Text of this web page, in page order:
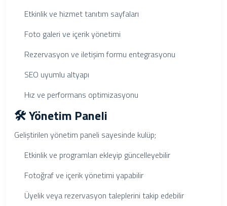
Etkinlik ve hizmet tanıtım sayfaları
Foto galeri ve içerik yönetimi
Rezervasyon ve iletişim formu entegrasyonu
SEO uyumlu altyapı
Hız ve performans optimizasyonu
🛠️ Yönetim Paneli
Geliştirilen yönetim paneli sayesinde kulüp;
Etkinlik ve programları ekleyip güncelleyebilir
Fotoğraf ve içerik yönetimi yapabilir
Üyelik veya rezervasyon taleplerini takip edebilir